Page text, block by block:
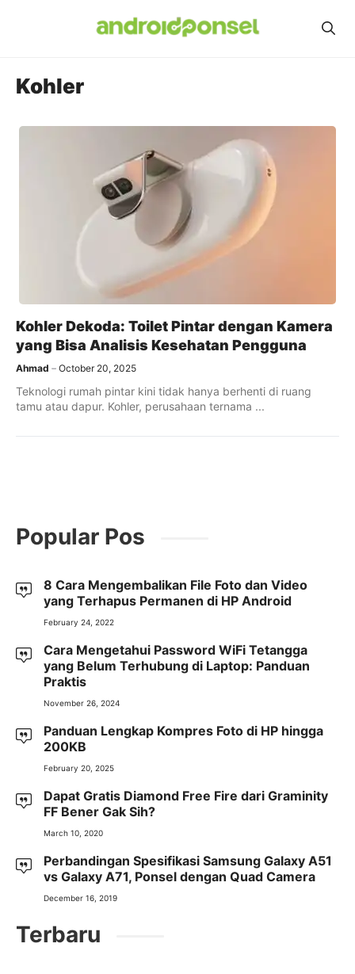
Kohler
Kohler Dekoda: Toilet Pintar dengan Kamera
yang Bisa Analisis Kesehatan Pengguna
Ahmad October 20, 2025
Teknologi rumah pintar kini tidak hanya berhenti di ruang
tamu atau dapur. Kohler, perusahaan ternama ...
Popular Pos
8 Cara Mengembalikan File Foto dan Video
yang Terhapus Permanen di HP Android
February 24, 2022
Cara Mengetahui Password WiFi Tetangga
yang Belum Terhubung di Laptop: Panduan
Praktis
November 26, 2024
Panduan Lengkap Kompres Foto di HP hingga
200KB
February 20, 2025
Dapat Gratis Diamond Free Fire dari Graminity
FF Bener Gak Sih?
March 10, 2020
Perbandingan Spesifikasi Samsung Galaxy A51
vs Galaxy A71, Ponsel dengan Quad Camera
December 16, 2019
Terbaru